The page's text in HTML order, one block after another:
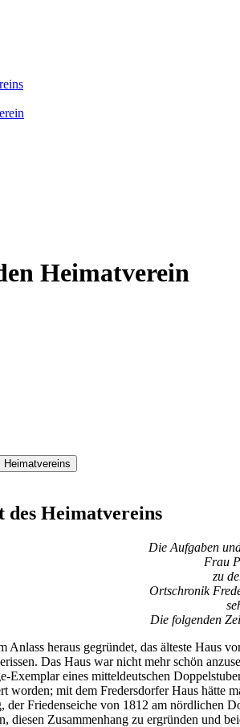
Heimatverein
Heimatvereins
des Heimatvereins
Die Aufgaben
Frau
zu
Ortschronik
Die folgenden
heraus gegründet, das älteste Haus
Das Haus war nicht mehr schön
Exemplar eines mitteldeutschen
worden; mit dem Fredersdorfer Haus hätte
Friedenseiche von 1812 am nördlichen
diesen Zusammenhang zu ergründen und